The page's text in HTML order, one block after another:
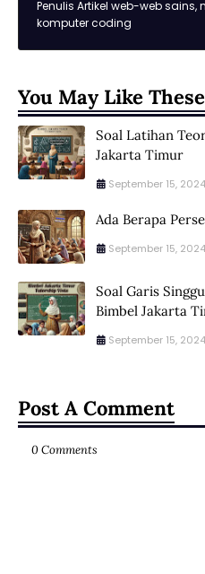
Penulis Artikel web-web
komputer coding
You May Like
Soal Latihan
Jakarta Timur
September 15, 2024
Ada Berapa
September 15, 2024
Soal Garis
Bimbel Jakarta
September 15, 2024
Post A Comment
0 Comments